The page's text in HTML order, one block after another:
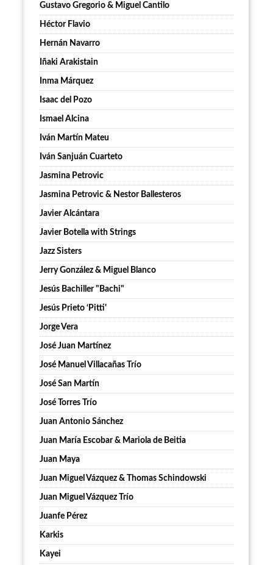
Gustavo Gregorio & Miguel Cantilo
Héctor Flavio
Hernán Navarro
Iñaki Arakistain
Inma Márquez
Isaac del Pozo
Ismael Alcina
Iván Martín Mateu
Iván Sanjuán Cuarteto
Jasmina Petrovic
Jasmina Petrovic & Nestor Ballesteros
Javier Alcántara
Javier Botella with Strings
Jazz Sisters
Jerry González & Miguel Blanco
Jesús Bachiller "Bachi"
Jesús Prieto ‘Pitti'
Jorge Vera
José Juan Martínez
José Manuel Villacañas Trío
José San Martín
José Torres Trío
Juan Antonio Sánchez
Juan María Escobar & Mariola de Beitia
Juan Maya
Juan Miguel Vázquez & Thomas Schindowski
Juan Miguel Vázquez Trío
Juanfe Pérez
Karkis
Kayei